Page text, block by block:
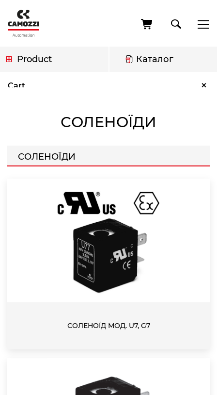
main
content
Product Каталог
Cart ×
СОЛЕНОЇДИ
СОЛЕНОЇДИ
СОЛЕНОЇД МОД. U7, G7